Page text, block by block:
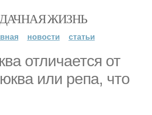
ЖИЗНЬ
новости статьи
отличается от
или репа, что